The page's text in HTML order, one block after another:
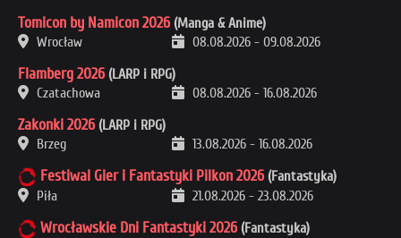
Tomicon by Namicon 2026 (Manga & Anime)
Wrocław
08.08.2026 - 09.08.2026
Flamberg 2026 (LARP i RPG)
Czatachowa
08.08.2026 - 16.08.2026
Zakonki 2026 (LARP i RPG)
Brzeg
13.08.2026 - 16.08.2026
Festiwal Gier i Fantastyki Pilkon 2026 (Fantastyka)
Piła
21.08.2026 - 23.08.2026
Wrocławskie Dni Fantastyki 2026 (Fantastyka)